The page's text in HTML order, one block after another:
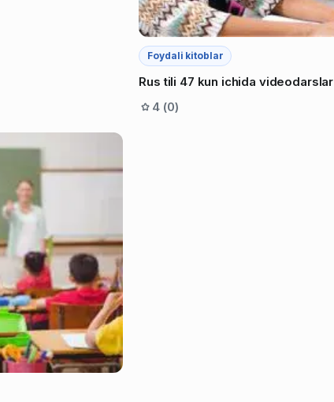
Foydali kitoblar
Rus tili 47 kun ichida videodarslar
4 (0)